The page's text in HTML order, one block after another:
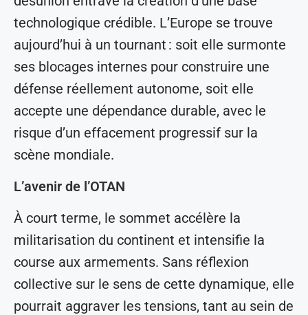
technologique crédible. L’Europe se trouve
aujourd’hui à un tournant : soit elle surmonte
ses blocages internes pour construire une
défense réellement autonome, soit elle
accepte une dépendance durable, avec le
risque d’un effacement progressif sur la
scène mondiale.
L’avenir de l’OTAN
À court terme, le sommet accélère la
militarisation du continent et intensifie la
course aux armements. Sans réflexion
collective sur le sens de cette dynamique, elle
pourrait aggraver les tensions, tant au sein de